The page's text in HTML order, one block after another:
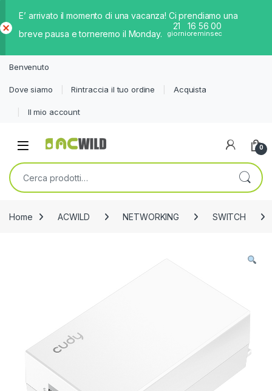
E’ arrivato il momento di una vacanza! Ci prendiamo una
breve pausa e torneremo il Monday.
21
giorni
16
ore
55
min
59
sec
iud
Benvenuto
Dove siamo Rintraccia il tuo ordine Acquista
Il mio account
0
Cerca:
Home ACWILD NETWORKING SWITCH